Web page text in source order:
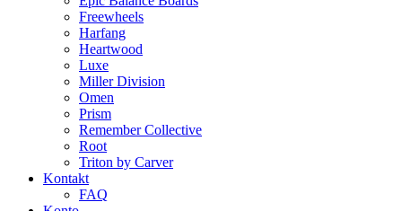
Freewheels
Harfang
Heartwood
Luxe
Miller Division
Omen
Prism
Remember Collective
Root
Triton by Carver
Kontakt
FAQ